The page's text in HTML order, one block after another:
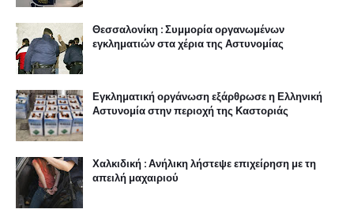
Θεσσαλονίκη : Συμμορία οργανωμένων
εγκληματιών στα χέρια της Αστυνομίας
Εγκληματική οργάνωση εξάρθρωσε η Ελληνική
Αστυνομία στην περιοχή της Καστοριάς
Χαλκιδική : Ανήλικη λήστεψε επιχείρηση με τη
απειλή μαχαιριού